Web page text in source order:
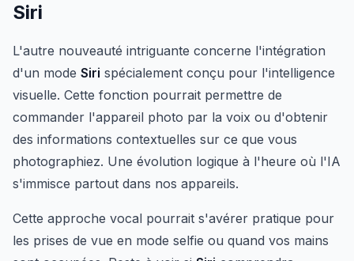
Siri
L'autre nouveauté intriguante concerne l'intégration
d'un mode Siri spécialement conçu pour l'intelligence
visuelle. Cette fonction pourrait permettre de
commander l'appareil photo par la voix ou d'obtenir
des informations contextuelles sur ce que vous
photographiez. Une évolution logique à l'heure où l'IA
s'immisce partout dans nos appareils.
Cette approche vocal pourrait s'avérer pratique pour
les prises de vue en mode selfie ou quand vos mains